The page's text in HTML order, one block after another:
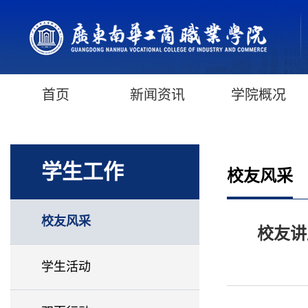
首页 新闻资讯 学院概况
学生工作
校友风采
学生活动
校友风采
校友